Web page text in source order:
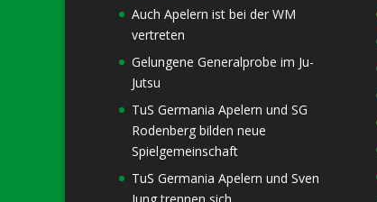
Auch Apelern ist bei der WM
vertreten
Gelungene Generalprobe im Ju-
Jutsu
TuS Germania Apelern und SG
Rodenberg bilden neue
Spielgemeinschaft
TuS Germania Apelern und Sven